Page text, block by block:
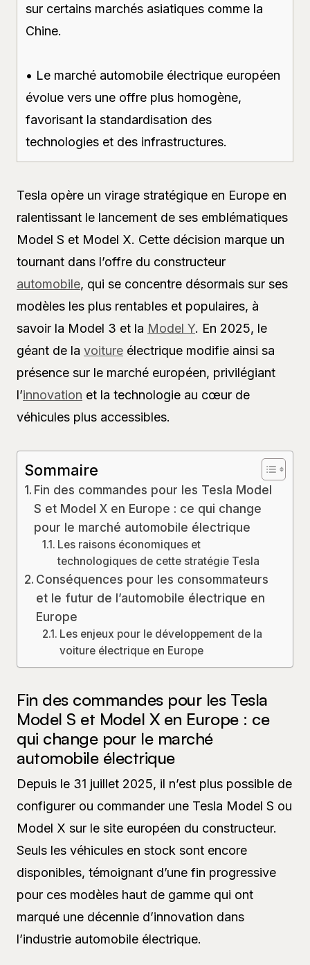
sur certains marchés asiatiques comme la
Chine.
• Le marché automobile électrique européen
évolue vers une offre plus homogène,
favorisant la standardisation des
technologies et des infrastructures.
Tesla opère un virage stratégique en Europe en
ralentissant le lancement de ses emblématiques
Model S et Model X. Cette décision marque un
tournant dans l’offre du constructeur
automobile, qui se concentre désormais sur ses
modèles les plus rentables et populaires, à
savoir la Model 3 et la Model Y. En 2025, le
géant de la voiture électrique modifie ainsi sa
présence sur le marché européen, privilégiant
l’innovation et la technologie au cœur de
véhicules plus accessibles.
Sommaire
Fin des commandes pour les Tesla Model
S et Model X en Europe : ce qui change
pour le marché automobile électrique
Les raisons économiques et
technologiques de cette stratégie Tesla
Conséquences pour les consommateurs
et le futur de l’automobile électrique en
Europe
Les enjeux pour le développement de la
voiture électrique en Europe
Fin des commandes pour les Tesla
Model S et Model X en Europe : ce
qui change pour le marché
automobile électrique
Depuis le 31 juillet 2025, il n’est plus possible de
configurer ou commander une Tesla Model S ou
Model X sur le site européen du constructeur.
Seuls les véhicules en stock sont encore
disponibles, témoignant d’une fin progressive
pour ces modèles haut de gamme qui ont
marqué une décennie d’innovation dans
l’industrie automobile électrique.